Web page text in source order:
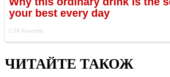
ЧИТАЙТЕ ТАКОЖ